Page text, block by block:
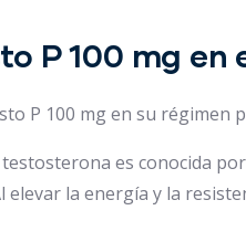
P 100 mg en
P 100 mg en su régimen
testosterona es conocida
elevar la energía y la